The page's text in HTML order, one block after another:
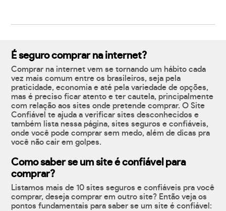
É seguro comprar na internet?
Comprar na internet vem se tornando um hábito cada
vez mais comum entre os brasileiros, seja pela
praticidade, economia e até pela variedade de opções,
mas é preciso ficar atento e ter cautela, principalmente
com relação aos sites onde pretende comprar. O Site
Confiável te ajuda a verificar sites desconhecidos e
também lista nessa página, sites seguros e confiáveis,
onde você pode comprar sem medo, além de dicas pra
você não cair em golpes.
Como saber se um site é confiável para
comprar?
Listamos mais de 10 sites seguros e confiáveis pra você
comprar, deseja comprar em outro site? Então veja os
pontos fundamentais para saber se um site é confiável: